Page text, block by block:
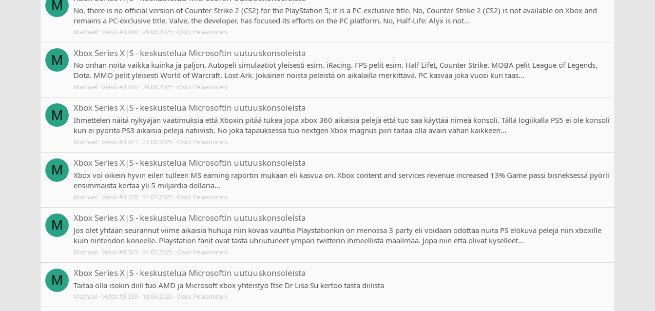
M
No, there is no official version of Counter-Strike 2 (CS2) for the PlayStation 5; it is a PC-exclusive title. No, Counter-Strike 2 (CS2) is not available on Xbox and
remains a PC-exclusive title. Valve, the developer, has focused its efforts on the PC platform, No, Half-Life: Alyx is not...
Mathael Viesti #3 448 29.08.2025 Osio: Pelaaminen
M Xbox Series X|S - keskustelua Microsoftin uutuuskonsoleista
No onhan noita vaikka kuinka ja paljon. Autopeli simulaatiot yleisesti esim. iRacing. FPS pelit esim. Half Lifet, Counter Strike. MOBA pelit League of Legends,
Dota. MMO pelit yleisesti World of Warcraft, Lost Ark. Jokainen noista peleistä on aikalailla merkittävä. PC kasvaa joka vuosi kun taas...
Mathael Viesti #3 440 29.08.2025 Osio: Pelaaminen
M Xbox Series X|S - keskustelua Microsoftin uutuuskonsoleista
Ihmettelen näitä nykyajan vaatimuksia että Xboxin pitää tukea jopa xbox 360 aikaisia pelejä että tuo saa käyttää nimeä konsoli. Tällä logiikalla PS5 ei ole konsoli
kun ei pyöritä PS3 aikaisia pelejä natiivisti. No joka tapauksessa tuo nextgen Xbox magnus piiri taitaa olla avain vähän kaikkeen...
Mathael Viesti #3 427 27.08.2025 Osio: Pelaaminen
M Xbox Series X|S - keskustelua Microsoftin uutuuskonsoleista
Xbox voi oikein hyvin eilen tulleen MS earning raportin mukaan eli kasvua on. Xbox content and services revenue increased 13% Game passi bisneksessä pyörii
ensimmäistä kertaa yli 5 miljardia dollaria...
Mathael Viesti #3 378 31.07.2025 Osio: Pelaaminen
M Xbox Series X|S - keskustelua Microsoftin uutuuskonsoleista
Jos olet yhtään seurannut viime aikaisia huhuja niin kovaa vauhtia Playstationkin on menossa 3 party eli voidaan odottaa nuita PS elokuva pelejä niin xboxille
kuin nintendon koneelle. Playstation fanit ovat tästä uhriutuneet ympäri twitterin ihmeellistä maailmaa. Jopa niin että olivat kyselleet...
Mathael Viesti #3 373 31.07.2025 Osio: Pelaaminen
M Xbox Series X|S - keskustelua Microsoftin uutuuskonsoleista
Taitaa olla isokin diili tuo AMD ja Microsoft xbox yhteistyö Itse Dr Lisa Su kertoo tästä diilistä
Mathael Viesti #3 359 19.06.2025 Osio: Pelaaminen